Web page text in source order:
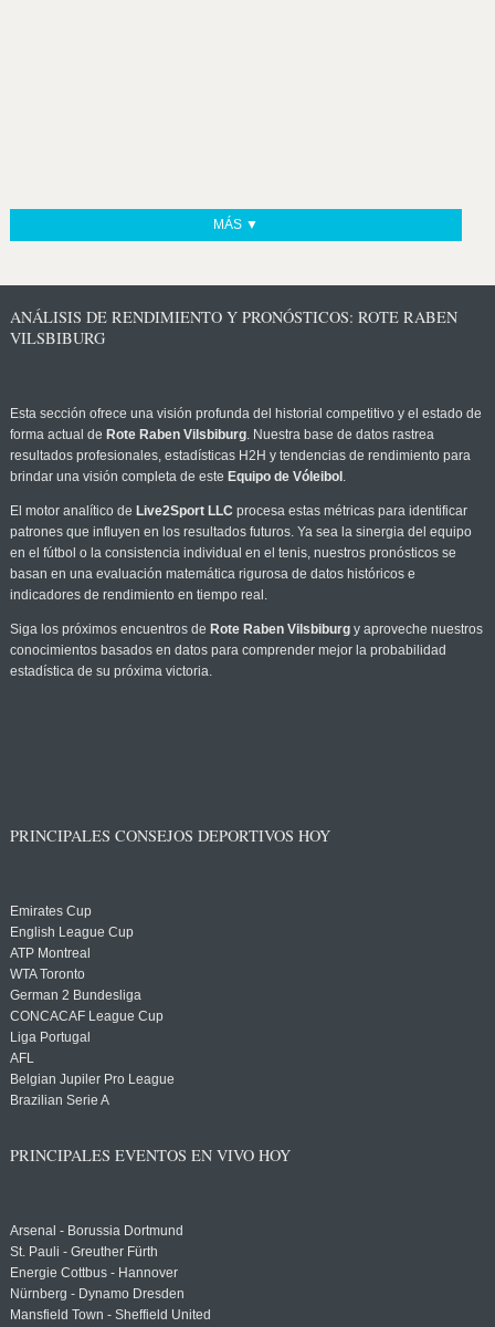
MÁS ▼
ANÁLISIS DE RENDIMIENTO Y PRONÓSTICOS: ROTE RABEN
VILSBIBURG
Esta sección ofrece una visión profunda del historial competitivo y el estado de
forma actual de Rote Raben Vilsbiburg. Nuestra base de datos rastrea
resultados profesionales, estadísticas H2H y tendencias de rendimiento para
brindar una visión completa de este Equipo de Vóleibol .
El motor analítico de Live2Sport LLC procesa estas métricas para identificar
patrones que influyen en los resultados futuros. Ya sea la sinergia del equipo
en el fútbol o la consistencia individual en el tenis, nuestros pronósticos se
basan en una evaluación matemática rigurosa de datos históricos e
indicadores de rendimiento en tiempo real.
Siga los próximos encuentros de Rote Raben Vilsbiburgy aproveche nuestros
conocimientos basados en datos para comprender mejor la probabilidad
estadística de su próxima victoria.
PRINCIPALES CONSEJOS DEPORTIVOS HOY
Emirates Cup
English League Cup
ATP Montreal
WTA Toronto
German 2 Bundesliga
CONCACAF League Cup
Liga Portugal
AFL
Belgian Jupiler Pro League
Brazilian Serie A
PRINCIPALES EVENTOS EN VIVO HOY
Arsenal - Borussia Dortmund
St. Pauli - Greuther Fürth
Energie Cottbus - Hannover
Nürnberg - Dynamo Dresden
Mansfield Town - Sheffield United